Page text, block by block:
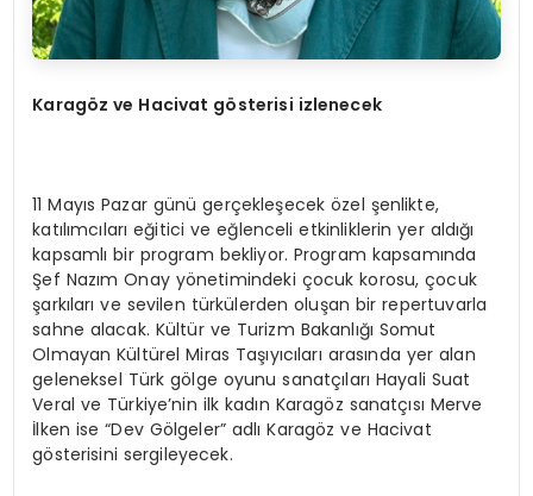
Karagöz ve Hacivat gösterisi izlenecek
11 Mayıs Pazar günü gerçekleşecek özel şenlikte,
katılımcıları eğitici ve eğlenceli etkinliklerin yer aldığı
kapsamlı bir program bekliyor. Program kapsamında
Şef Nazım Onay yönetimindeki çocuk korosu, çocuk
şarkıları ve sevilen türkülerden oluşan bir repertuvarla
sahne alacak. Kültür ve Turizm Bakanlığı Somut
Olmayan Kültürel Miras Taşıyıcıları arasında yer alan
geleneksel Türk gölge oyunu sanatçıları Hayali Suat
Veral ve Türkiye’nin ilk kadın Karagöz sanatçısı Merve
İlken ise “Dev Gölgeler” adlı Karagöz ve Hacivat
gösterisini sergileyecek.